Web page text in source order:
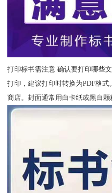
打印标书需注意 确认要打印哪些
打印，建议打印时转换为PDF格
商店。封面通常用白卡纸或黑白颗